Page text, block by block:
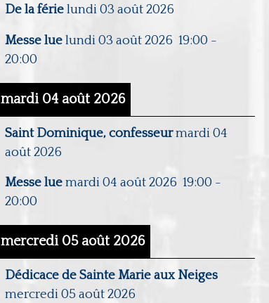
De la férie lundi 03 août 2026
Messe lue lundi 03 août 2026 19:00 -
20:00
mardi 04 août 2026
Saint Dominique, confesseur mardi 04
août 2026
Messe lue mardi 04 août 2026 19:00 -
20:00
mercredi 05 août 2026
Dédicace de Sainte Marie aux Neiges
mercredi 05 août 2026